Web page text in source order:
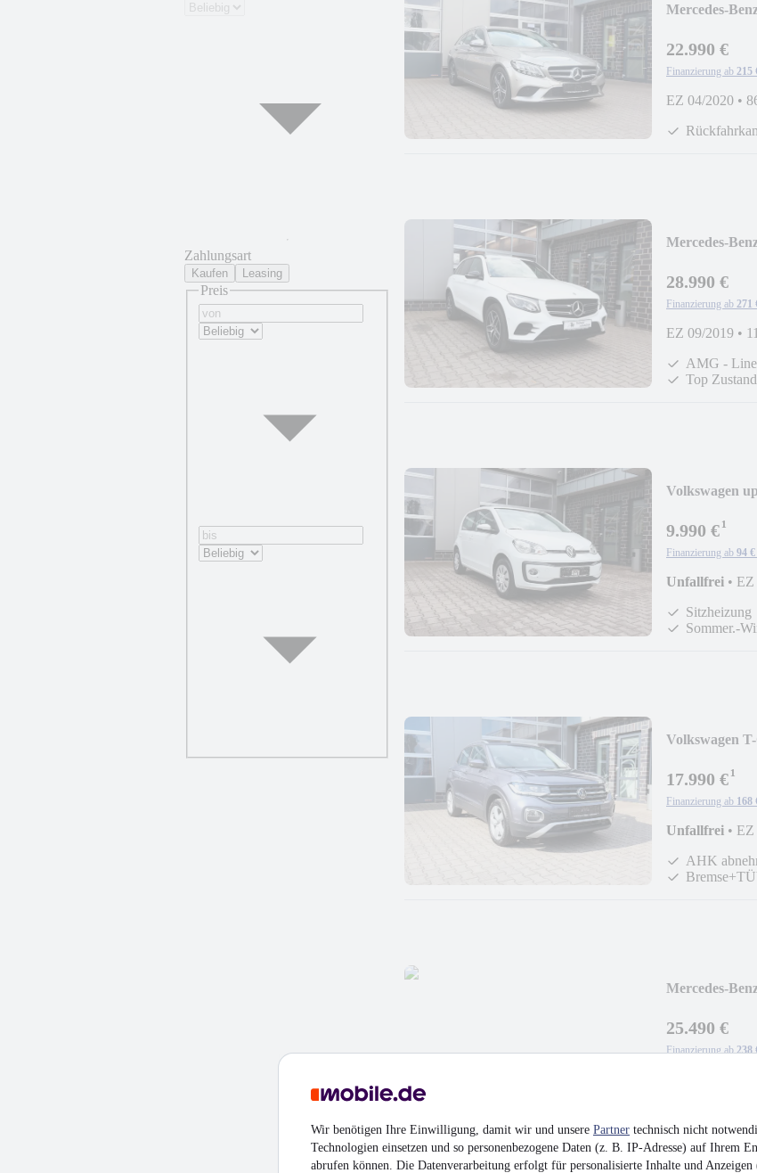
Wir benötigen Ihre Einwilligung, damit wir und unsere Partner technisch nicht
Technologien einsetzen und so personenbezogene Daten (z. B. IP-Adresse) auf Ihrem
abrufen können. Die Datenverarbeitung erfolgt für personalisierte Inhalte und Anzeigen
Zahlungsart
Kaufen Leasing
Preis
Mercedes-
22.990 €
Finanzierung ab 215
EZ 04/2020 •
Mercedes-
28.990 €
Finanzierung ab 271
EZ 09/2019 •
AMG -
Top
Volkswagen
9.990 €¹
Finanzierung ab 94 €
Unfallfrei • EZ
Sitzheizung
Sommer.-
Volkswagen
17.990 €¹
Finanzierung ab 168
Unfallfrei • EZ
AHK
Mercedes-
25.490 €
Finanzierung ab 238